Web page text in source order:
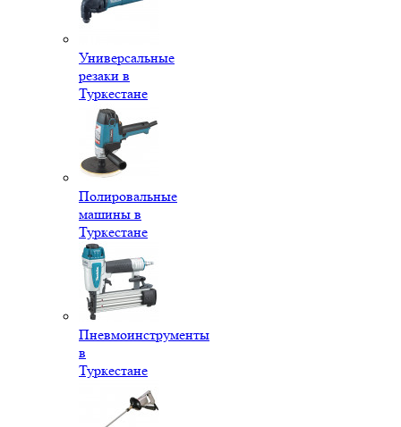
Универсальные
резаки в
Туркестане
Полировальные
машины в
Туркестане
Пневмоинструменты
в
Туркестане